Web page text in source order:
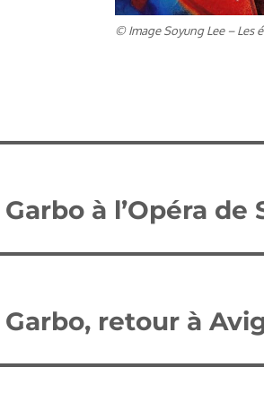
© Image Soyung Lee – Les
à l’Opéra
retour à